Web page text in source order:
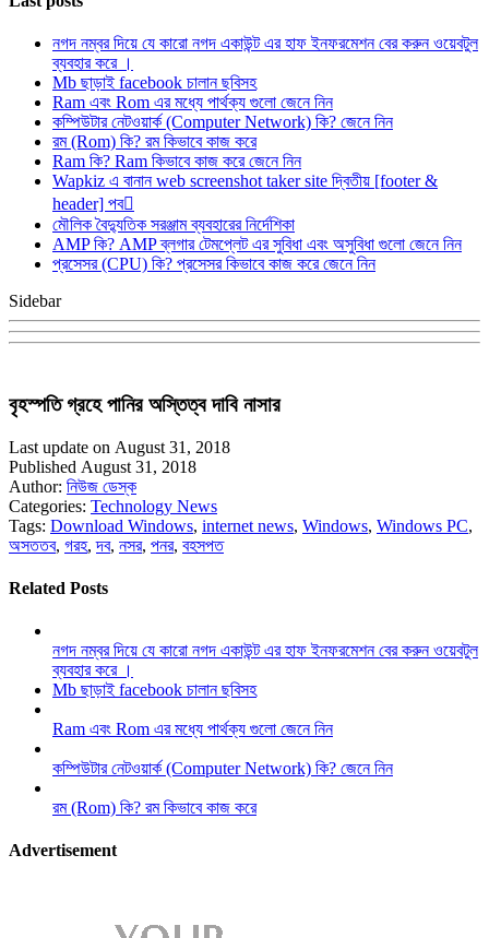
নগদ নম্বর দিয়ে যে কারো নগদ একাউন্ট এর হাফ ইনফরমেশন বের করুন ওয়েবটুল
ব্যবহার করে ।
Mb ছাড়াই facebook চালান ছবিসহ
Ram এবং Rom এর মধ্যে পার্থক্য গুলো জেনে নিন
কম্পিউটার নেটওয়ার্ক (Computer Network) কি? জেনে নিন
রম (Rom) কি? রম কিভাবে কাজ করে
Ram কি? Ram কিভাবে কাজ করে জেনে নিন
Wapkiz এ বানান web screenshot taker site দ্বিতীয় [footer &
header] পব
মৌলিক বৈদ্যুতিক সরঞ্জাম ব্যবহারের নির্দেশিকা
AMP কি? AMP ব্লগার টেমপ্লেট এর সুবিধা এবং অসুবিধা গুলো জেনে নিন
প্রসেসর (CPU) কি? প্রসেসর কিভাবে কাজ করে জেনে নিন
Sidebar
বৃহস্পতি গ্রহে পানির অস্তিত্ব দাবি নাসার
Last update on August 31, 2018
Published August 31, 2018
Author: নিউজ ডেস্ক
Categories: Technology News
Tags: Download Windows, internet news, Windows, Windows PC,
অসততব, গরহ,দব, নসর, পনর, বহসপত
Related Posts
নগদ নম্বর দিয়ে যে কারো নগদ একাউন্ট এর হাফ ইনফরমেশন বের করুন ওয়েবটুল
ব্যবহার করে ।
Mb ছাড়াই facebook চালান ছবিসহ
Ram এবং Rom এর মধ্যে পার্থক্য গুলো জেনে নিন
কম্পিউটার নেটওয়ার্ক (Computer Network) কি? জেনে নিন
রম (Rom) কি? রম কিভাবে কাজ করে
Advertisement